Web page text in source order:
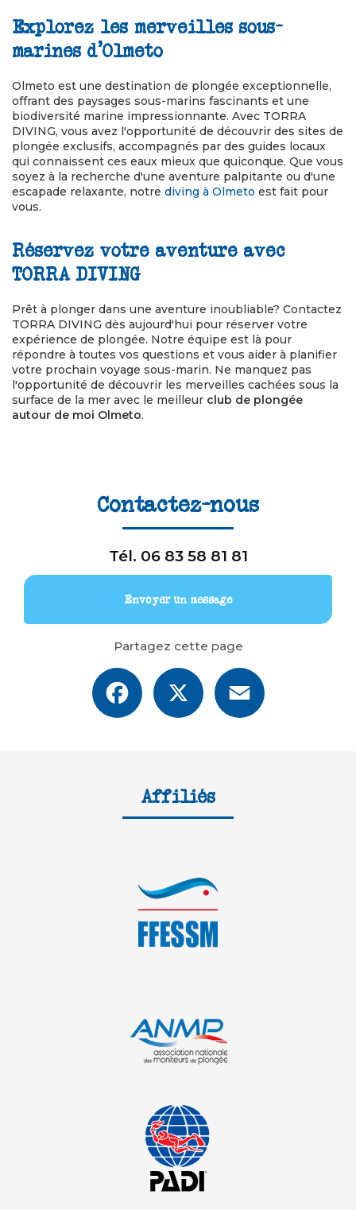
Explorez les merveilles sous-
marines d'Olmeto
Olmeto est une destination de plongée exceptionnelle,
offrant des paysages sous-marins fascinants et une
biodiversité marine impressionnante. Avec TORRA
DIVING, vous avez l'opportunité de découvrir des sites de
plongée exclusifs, accompagnés par des guides locaux
qui connaissent ces eaux mieux que quiconque. Que vous
soyez à la recherche d'une aventure palpitante ou d'une
escapade relaxante, notre diving à Olmeto est fait pour
vous.
Réservez votre aventure avec
TORRA DIVING
Prêt à plonger dans une aventure inoubliable? Contactez
TORRA DIVING dès aujourd'hui pour réserver votre
expérience de plongée. Notre équipe est là pour
répondre à toutes vos questions et vous aider à planifier
votre prochain voyage sous-marin. Ne manquez pas
l'opportunité de découvrir les merveilles cachées sous la
surface de la mer avec le meilleur club de plongée
autour de moi Olmeto.
Contactez-nous
Tél. 06 83 58 81 81
Envoyer un message
Partagez cette page
Facebook
Affiliés